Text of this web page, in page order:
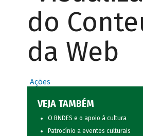
do
da Web
Ações
VEJA TAMBÉM
O BNDES e o apoio à cultura
Patrocínio a eventos culturais